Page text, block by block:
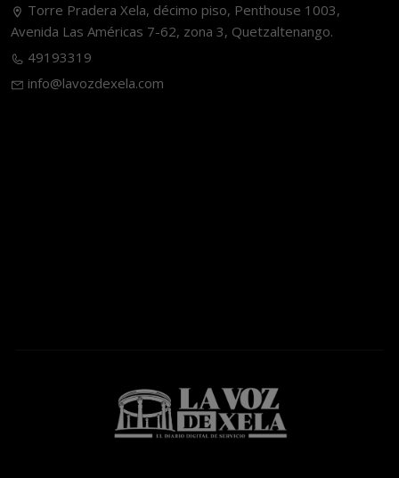
Torre Pradera Xela, décimo piso, Penthouse 1003,
Avenida Las Américas 7-62, zona 3, Quetzaltenango.
49193319
info@lavozdexela.com